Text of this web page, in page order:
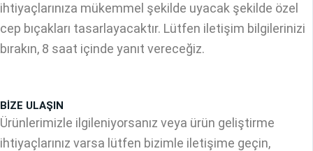
ihtiyaçlarınıza mükemmel şekilde uyacak şekilde özel
cep bıçakları tasarlayacaktır. Lütfen iletişim bilgilerinizi
bırakın, 8 saat içinde yanıt vereceğiz.
BİZE ULAŞIN
Ürünlerimizle ilgileniyorsanız veya ürün geliştirme
ihtiyaçlarınız varsa lütfen bizimle iletişime geçin,